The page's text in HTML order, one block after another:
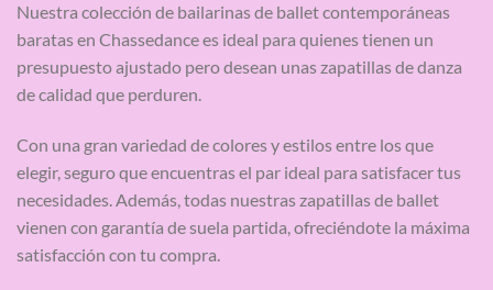
Nuestra colección de bailarinas de ballet contemporáneas
baratas en Chassedance es ideal para quienes tienen un
presupuesto ajustado pero desean unas zapatillas de danza
de calidad que perduren.
Con una gran variedad de colores y estilos entre los que
elegir, seguro que encuentras el par ideal para satisfacer tus
necesidades. Además, todas nuestras zapatillas de ballet
vienen con garantía de suela partida, ofreciéndote la máxima
satisfacción con tu compra.